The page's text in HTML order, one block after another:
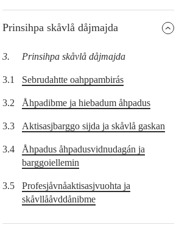
Prinsihpa skåvlå dåjmajda
3. Prinsihpa skåvlå dåjmajda
3.1 Sebrudahtte oahppambirás
3.2 Åhpadibme ja hiebadum åhpadus
3.3 Aktisasjbarggo sijda ja skåvlå gaskan
3.4
Åhpadus åhpadusvidnudagán ja
barggoiellemin
3.5
Profesjåvnåaktisasjvuohta ja
skåvllååvddånibme